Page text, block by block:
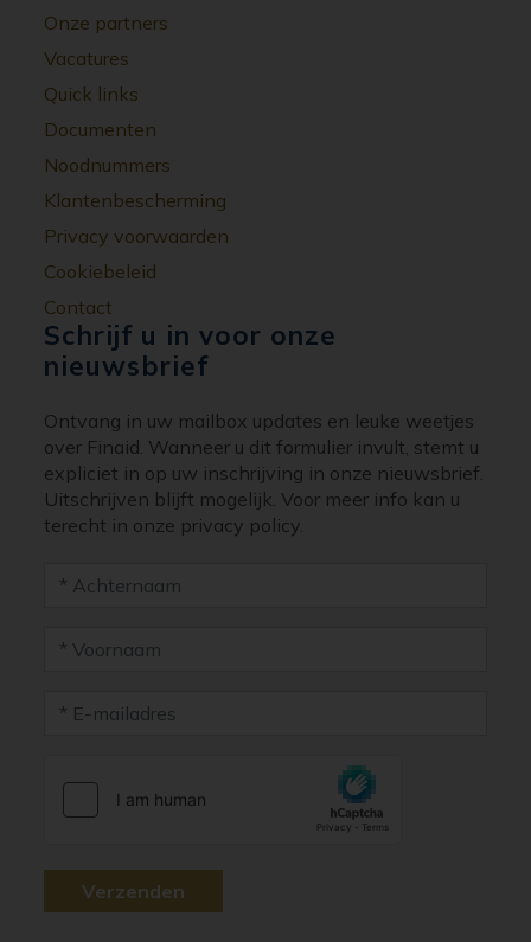
Onze partners
Vacatures
Quick links
Documenten
Noodnummers
Klantenbescherming
Privacy voorwaarden
Cookiebeleid
Contact
Schrijf u in voor onze
nieuwsbrief
Ontvang in uw mailbox updates en leuke weetjes
over Finaid. Wanneer u dit formulier invult, stemt u
expliciet in op uw inschrijving in onze nieuwsbrief.
Uitschrijven blijft mogelijk. Voor meer info kan u
terecht in onze privacy policy.